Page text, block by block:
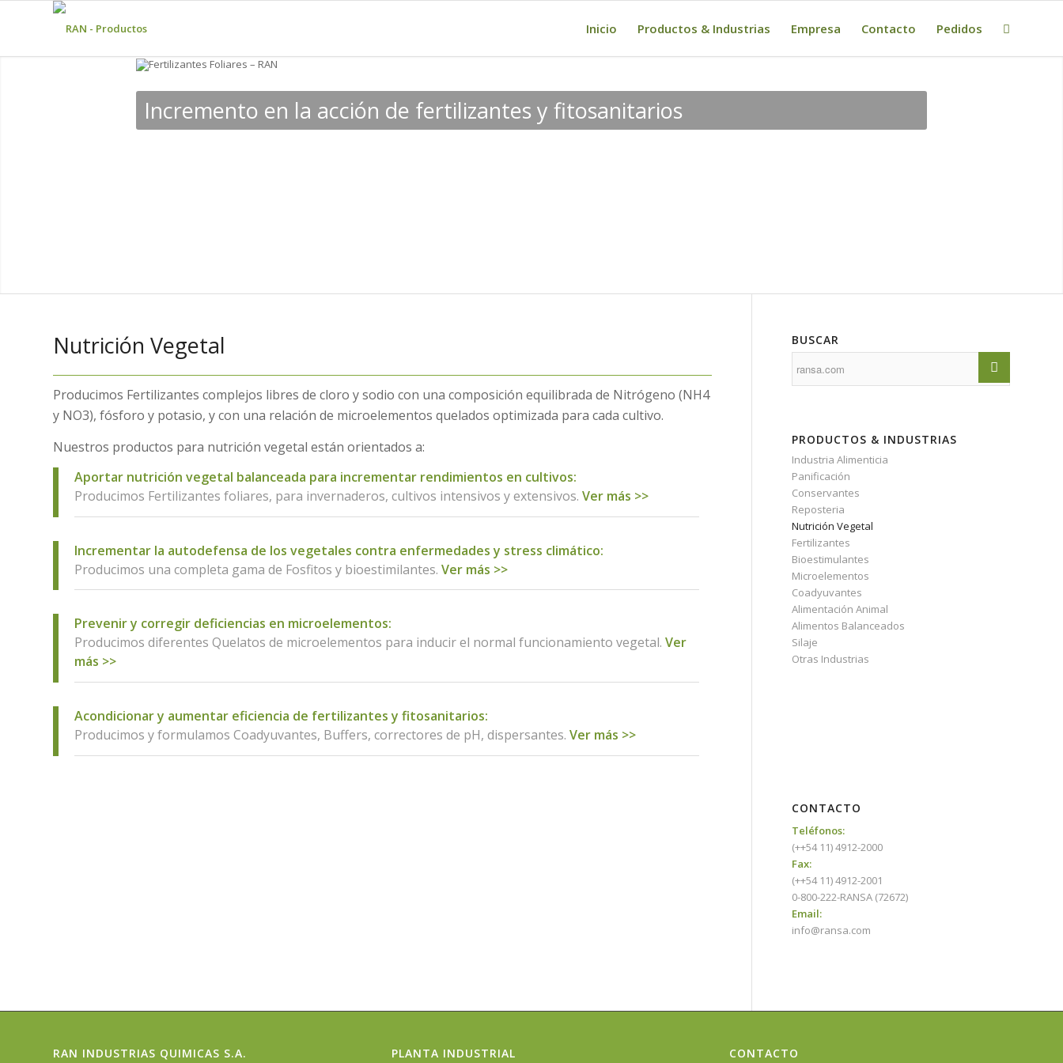
Inicio Productos & Industrias Empresa Contacto Pedidos
Incremento en la acción de fertilizantes y fitosanitarios
Nutrición Vegetal
Producimos Fertilizantes complejos libres de cloro y sodio con una composición equilibrada de Nitrógeno (NH4
y NO3), fósforo y potasio, y con una relación de microelementos quelados optimizada para cada cultivo.
Nuestros productos para nutrición vegetal están orientados a:
Aportar nutrición vegetal balanceada para incrementar rendimientos en cultivos:
Producimos Fertilizantes foliares, para invernaderos, cultivos intensivos y extensivos. Ver más >>
Incrementar la autodefensa de los vegetales contra enfermedades y stress climático:
Producimos una completa gama de Fosfitos y bioestimilantes. Ver más >>
Prevenir y corregir deficiencias en microelementos:
Producimos diferentes Quelatos de microelementos para inducir el normal funcionamiento vegetal. Ver
más >>
Acondicionar y aumentar eficiencia de fertilizantes y fitosanitarios:
Producimos y formulamos Coadyuvantes, Buffers, correctores de pH, dispersantes. Ver más >>
BUSCAR
PRODUCTOS & INDUSTRIAS
Industria Alimenticia
Panificación
Conservantes
Reposteria
Nutrición Vegetal
Fertilizantes
Bioestimulantes
Microelementos
Coadyuvantes
Alimentación Animal
Alimentos Balanceados
Silaje
Otras Industrias
CONTACTO
Teléfonos:
(++54 11) 4912-2000
Fax:
(++54 11) 4912-2001
0-800-222-RANSA (72672)
Email:
info@ransa.com
RAN INDUSTRIAS QUIMICAS S.A. PLANTA INDUSTRIAL CONTACTO